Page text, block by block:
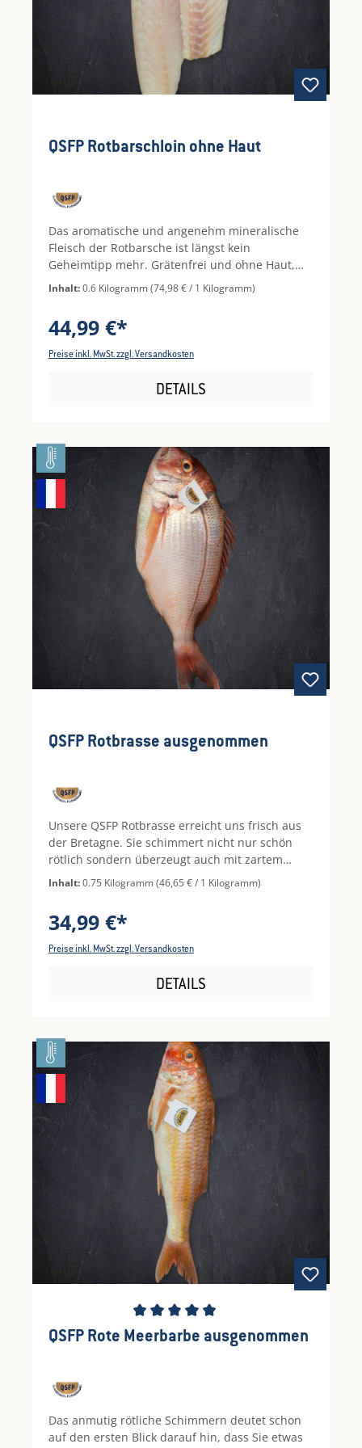
QSFP Rotbarschloin ohne Haut
Das aromatische und angenehm mineralische
Fleisch der Rotbarsche ist längst kein
Geheimtipp mehr. Grätenfrei und ohne Haut,
gibt es nichts mehr zu bedenken und Sie
können kulinarisch direkt durchstarten. Die
in cremiger Soße oder frischem Gemüsebett an.
Natürlich können Sie das robuste Fleisch auch
in Mehl oder flüssigem Teig zu wenden, um das
Inhalt:0.6 Kilogramm(74,98 € / 1 Kilogramm)
44,99 €*
Preise inkl. MwSt. zzgl. Versandkosten
DETAILS
QSFP Rotbrasse ausgenommen
Unsere QSFP Rotbrasse erreicht uns frisch aus
der Bretagne. Sie schimmert nicht nur schön
rötlich sondern überzeugt auch mit zartem
Fleisch. Ob ganz im Ofen zubereitet oder auf
dem Grill, dieser Speisefisch ist etwas ganz
Salicornes.
Inhalt:0.75 Kilogramm(46,65 € / 1 Kilogramm)
34,99 €*
Preise inkl. MwSt. zzgl. Versandkosten
DETAILS
Durchschnittliche Bewertung von 5 von 5
QSFP Rote Meerbarbe ausgenommen
Das anmutig rötliche Schimmern deutet schon
auf den ersten Blick darauf hin, dass Sie etwas